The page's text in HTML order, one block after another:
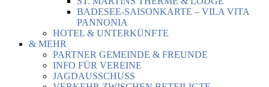
BADESEE-SAISONKARTE – VILA VITA
PANNONIA
HOTEL & UNTERKÜNFTE
& MEHR
PARTNER GEMEINDE & FREUNDE
INFO FÜR VEREINE
JAGDAUSSCHUSS